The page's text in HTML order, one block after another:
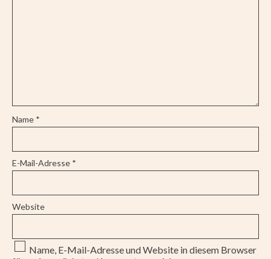
Name *
E-Mail-Adresse *
Website
Name, E-Mail-Adresse und Website in diesem Browser